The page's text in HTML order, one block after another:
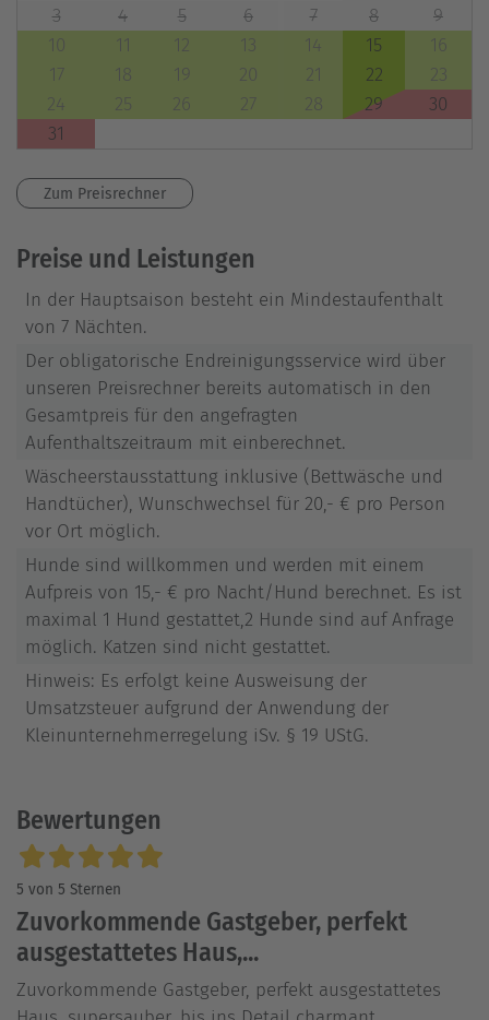
3
4 5 6 7 8
9
10
11 12 13 14 15
16
17
18 19 20 21 22
23
24
25 26 27 28 29
30
31
Zum Preisrechner
Preise und Leistungen
In der Hauptsaison besteht ein Mindestaufenthalt
von 7 Nächten.
Der obligatorische Endreinigungsservice wird über
unseren Preisrechner bereits automatisch in den
Gesamtpreis für den angefragten
Aufenthaltszeitraum mit einberechnet.
Wäscheerstausstattung inklusive (Bettwäsche und
Handtücher), Wunschwechsel für 20,- € pro Person
vor Ort möglich.
Hunde sind willkommen und werden mit einem
Aufpreis von 15,- € pro Nacht/Hund berechnet. Es ist
maximal 1 Hund gestattet,2 Hunde sind auf Anfrage
möglich. Katzen sind nicht gestattet.
Hinweis: Es erfolgt keine Ausweisung der
Umsatzsteuer aufgrund der Anwendung der
Kleinunternehmerregelung iSv. § 19 UStG.
Bewertungen
5 von 5 Sternen
Zuvorkommende Gastgeber, perfekt
ausgestattetes Haus,...
Zuvorkommende Gastgeber, perfekt ausgestattetes